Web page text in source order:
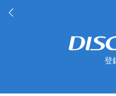
登